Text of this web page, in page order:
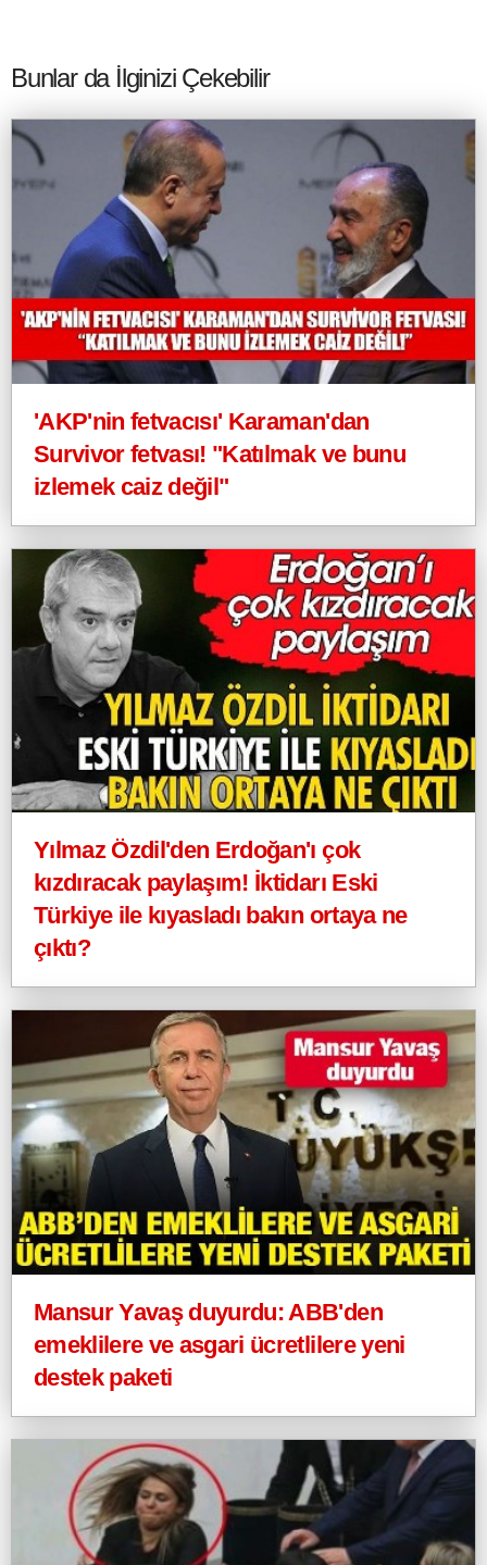
Bunlar da İlginizi Çekebilir
'AKP'nin fetvacısı' Karaman'dan
Survivor fetvası! "Katılmak ve bunu
izlemek caiz değil"
Yılmaz Özdil'den Erdoğan'ı çok
kızdıracak paylaşım! İktidarı Eski
Türkiye ile kıyasladı bakın ortaya ne
çıktı?
Mansur Yavaş duyurdu: ABB'den
emeklilere ve asgari ücretlilere yeni
destek paketi